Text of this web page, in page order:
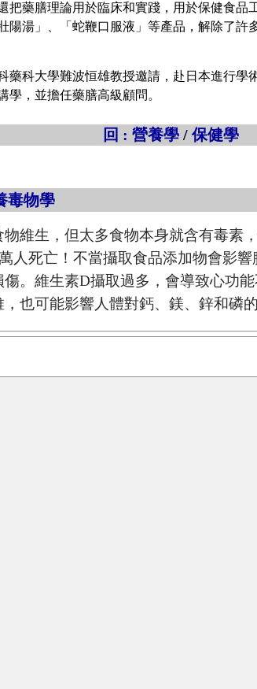
藥膳理論用於臨床和實踐，用於保健食品
陽湯」、「蛇鞭口服液」等產品，解除了
科大學難波恒雄教授邀請，赴日本進行學
學，並擔任藥膳高級顧問。
回 : 營養學/保健學
毒物學
物維生，但太多食物本身就含有毒素
人死亡！不當攝取食品添加物會影
傷。維生素D攝取過多，會導致心功
，也可能影響人體對鈣、鎂、鋅和磷的